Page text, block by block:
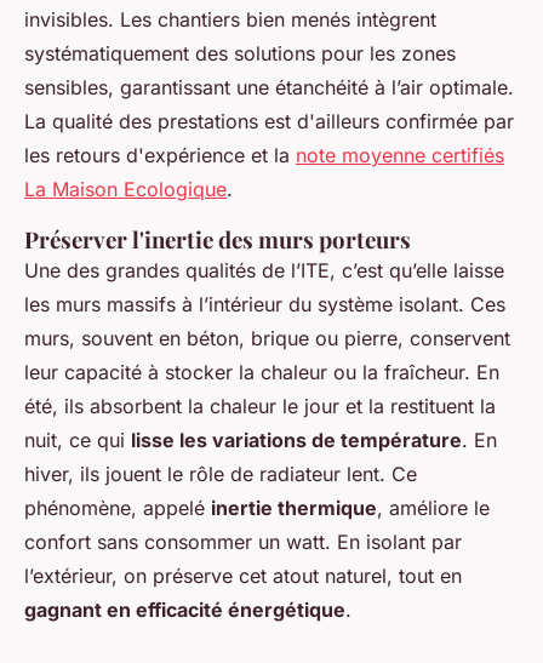
invisibles. Les chantiers bien menés intègrent
systématiquement des solutions pour les zones
sensibles, garantissant une étanchéité à l’air optimale.
La qualité des prestations est d'ailleurs confirmée par
les retours d'expérience et la note moyenne certifiés
La Maison Ecologique.
Préserver l'inertie des murs porteurs
Une des grandes qualités de l’ITE, c’est qu’elle laisse
les murs massifs à l’intérieur du système isolant. Ces
murs, souvent en béton, brique ou pierre, conservent
leur capacité à stocker la chaleur ou la fraîcheur. En
été, ils absorbent la chaleur le jour et la restituent la
nuit, ce qui lisse les variations de température. En
hiver, ils jouent le rôle de radiateur lent. Ce
phénomène, appelé inertie thermique, améliore le
confort sans consommer un watt. En isolant par
l’extérieur, on préserve cet atout naturel, tout en
gagnant en efficacité énergétique.